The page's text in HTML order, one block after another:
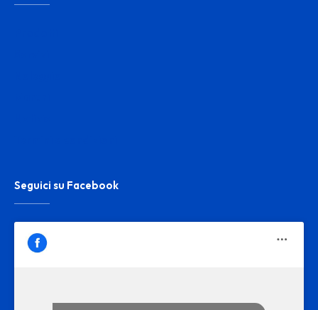
Seguici su Facebook